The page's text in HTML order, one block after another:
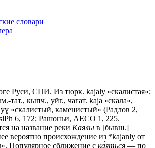
словари
Руси, СПИ. Из тюрк. kajaly «скалистая»;
тат., кыпч., уйг., чагат. kaja «скала»,
«скалистый, каменистый» (Радлов 2,
6, 172; Рашоньи, АЕСО 1, 225.
на название реки Каялы в [бывш.]
вероятно происхождение из *kajanly от
Популярное сближение с ка́яться — по